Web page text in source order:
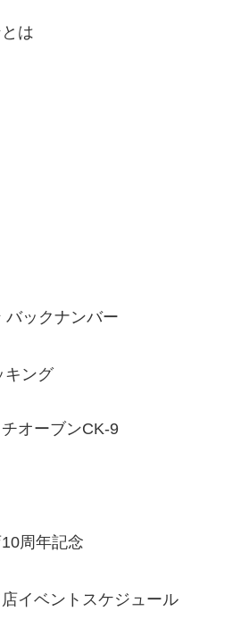
は
バックナンバー
キング
オーブンCK-9
周年記念
イベントスケジュール